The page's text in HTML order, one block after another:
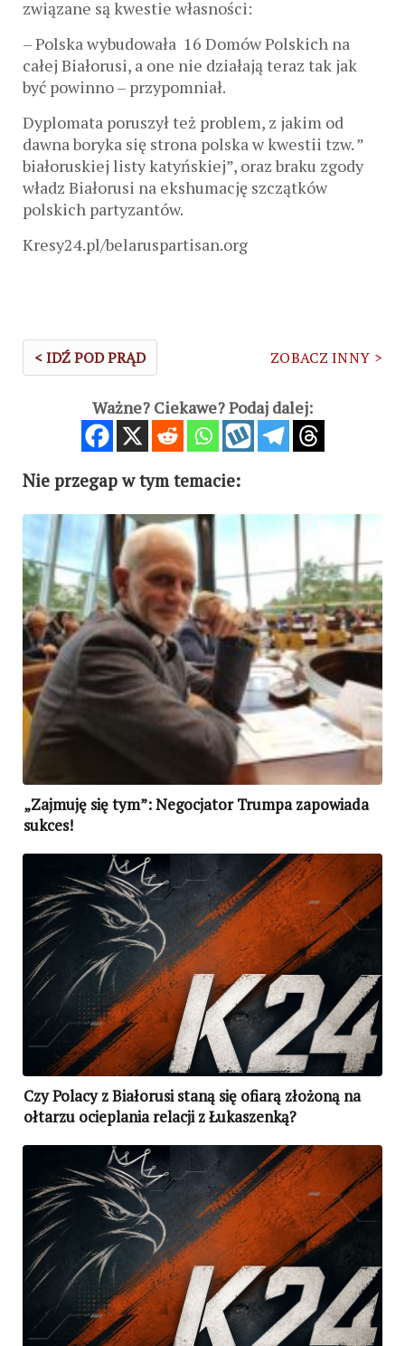
związane są kwestie własności:
– Polska wybudowała 16 Domów Polskich na
całej Białorusi, a one nie działają teraz tak jak
być powinno – przypomniał.
Dyplomata poruszył też problem, z jakim od
dawna boryka się strona polska w kwestii tzw. ”
białoruskiej listy katyńskiej”, oraz braku zgody
władz Białorusi na ekshumację szczątków
polskich partyzantów.
Kresy24.pl/belaruspartisan.org
< IDŹ POD PRĄD ZOBACZ INNY >
Ważne? Ciekawe? Podaj dalej:
Nie przegap w tym temacie:
„Zajmuję się tym”: Negocjator Trumpa zapowiada
sukces!
Czy Polacy z Białorusi staną się ofiarą złożoną na
ołtarzu ocieplania relacji z Łukaszenką?